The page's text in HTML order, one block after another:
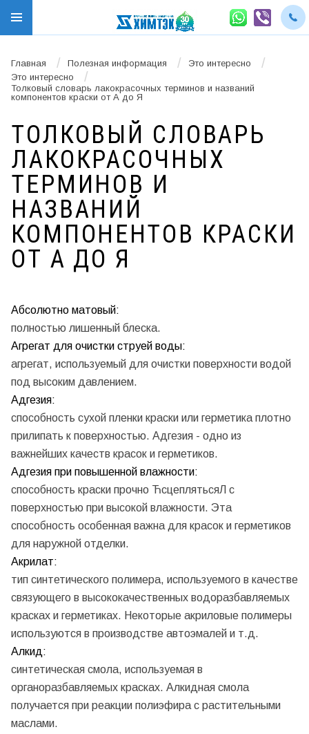
Главная / Полезная информация / Это интересно /
Это интересно /
Толковый словарь лакокрасочных терминов и названий
компонентов краски от А до Я
ТОЛКОВЫЙ СЛОВАРЬ
ЛАКОКРАСОЧНЫХ
ТЕРМИНОВ И
НАЗВАНИЙ
КОМПОНЕНТОВ КРАСКИ
ОТ А ДО Я
Абсолютно матовый:
полностью лишенный блеска.
Агрегат для очистки струей воды:
агрегат, используемый для очистки поверхности водой
под высоким давлением.
Адгезия:
способность сухой пленки краски или герметика плотно
прилипать к поверхностью. Адгезия - одно из
важнейших качеств красок и герметиков.
Адгезия при повышенной влажности:
способность краски прочно ЋсцеплятьсяЛ с
поверхностью при высокой влажности. Эта
способность особенная важна для красок и герметиков
для наружной отделки.
Акрилат:
тип синтетического полимера, используемого в качестве
связующего в высококачественных водоразбавляемых
красках и герметиках. Некоторые акриловые полимеры
используются в производстве автоэмалей и т.д.
Алкид:
синтетическая смола, используемая в
органоразбавляемых красках. Алкидная смола
получается при реакции полиэфира с растительными
маслами.